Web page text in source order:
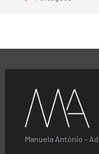
Manuela António –